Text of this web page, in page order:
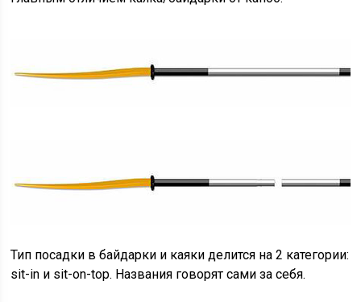
Тип посадки в байдарки и каяки делится на 2 категории:
sit-in и sit-on-top. Названия говорят сами за себя.